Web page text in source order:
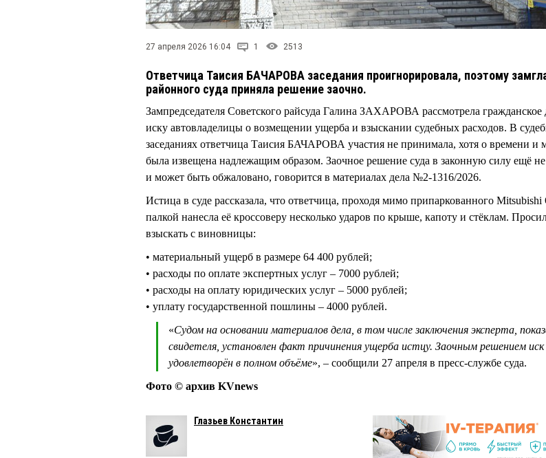
27 апреля 2026 16:04 1 2513
Ответчица Таисия БАЧАРОВА заседания проигнорировала, поэтому
районного суда приняла решение заочно.
Зампредседателя Советского райсуда Галина ЗАХАРОВА рассмотрела гражданское
иску автовладелицы о возмещении ущерба и взыскании судебных расходов. В
заседаниях ответчица Таисия БАЧАРОВА участия не принимала, хотя о времени и
была извещена надлежащим образом. Заочное решение суда в законную силу ещё
и может быть обжаловано, говорится в материалах дела №2-1316/2026.
Истица в суде рассказала, что ответчица, проходя мимо припаркованного Mitsubishi
палкой нанесла её кроссоверу несколько ударов по крыше, капоту и стёклам.
взыскать с виновницы:
• материальный ущерб в размере 64 400 рублей;
• расходы по оплате экспертных услуг – 7000 рублей;
• расходы на оплату юридических услуг – 5000 рублей;
• уплату государственной пошлины – 4000 рублей.
«Судом на основании материалов дела, в том числе заключения эксперта,
свидетеля, установлен факт причинения ущерба истцу. Заочным решением иск
удовлетворён в полном объёме», – сообщили 27 апреля в пресс-службе суда.
Фото © архив KVnews
Глазьев Константин